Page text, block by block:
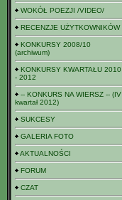
WOKÓŁ POEZJI /VIDEO/
RECENZJE UŻYTKOWNIKÓW
KONKURSY 2008/10
(archiwum)
KONKURSY KWARTAŁU 2010
- 2012
-- KONKURS NA WIERSZ -- (IV
kwartał 2012)
SUKCESY
GALERIA FOTO
AKTUALNOŚCI
FORUM
CZAT